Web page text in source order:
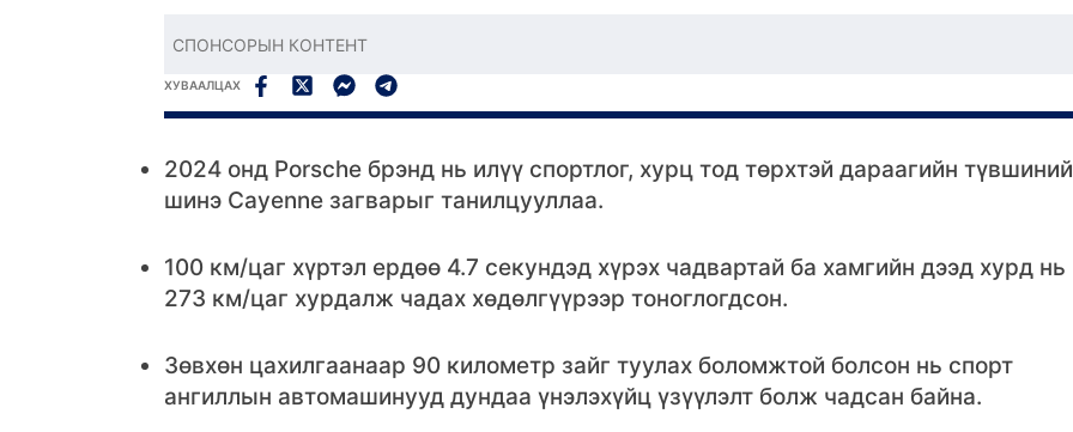
СПОНСОРЫН КОНТЕНТ
ХУВААЛЦАХ
2024 онд Porsche брэнд нь илүү спортлог, хурц тод төрхтэй дараагийн түвшиний
шинэ Cayenne загварыг танилцууллаа.
100 км/цаг хүртэл ердөө 4.7 секундэд хүрэх чадвартай ба хамгийн дээд хурд нь
273 км/цаг хурдалж чадах хөдөлгүүрээр тоноглогдсон.
Зөвхөн цахилгаанаар 90 километр зайг туулах боломжтой болсон нь спорт
ангиллын автомашинууд дундаа үнэлэхүйц үзүүлэлт болж чадсан байна.